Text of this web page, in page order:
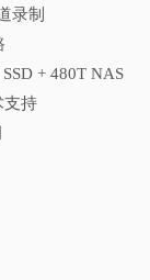
录制
+ 480T NAS
支持